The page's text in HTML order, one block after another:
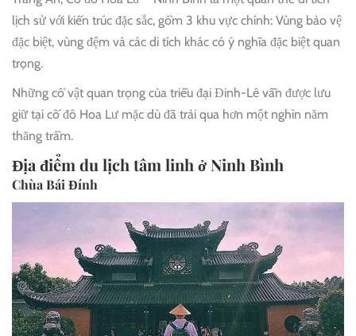
lịch sử với kiến trúc đặc sắc, gồm 3 khu vực chính: Vùng bảo vệ
đặc biệt, vùng đệm và các di tích khác có ý nghĩa đặc biệt quan
trọng.
Những cổ vật quan trọng của triều đại Đinh-Lê vẫn được lưu
giữ tại cố đô Hoa Lư mặc dù đã trải qua hơn một nghìn năm
thăng trầm.
Địa điểm du lịch tâm linh ở Ninh Bình
Chùa Bái Đính